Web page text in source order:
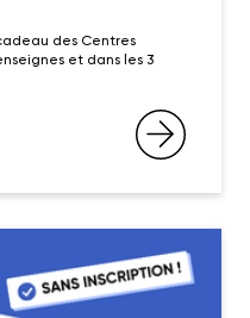
des Centres
et dans les 3